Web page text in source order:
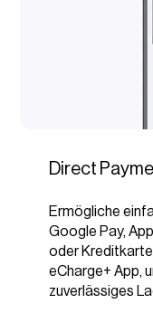
Direct
Ermögliche
Google Pay,
oder
eCharge+ App,
zuverlässiges